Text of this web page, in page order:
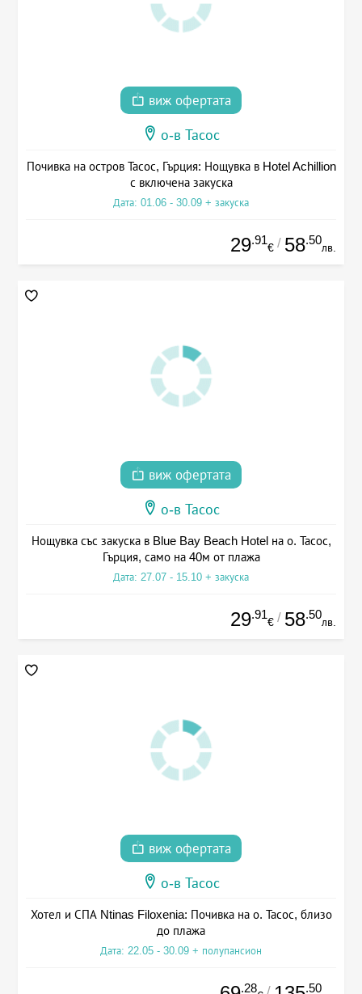
виж офертата
о-в Тасос
Почивка на остров Тасос, Гърция: Нощувка в Hotel Achillion
с включена закуска
Дата: 01.06 - 30.09 + закуска
29.91
€ / 58.50
лв.
виж офертата
о-в Тасос
Нощувка със закуска в Blue Bay Beach Hotel на о. Тасос,
Гърция, само на 40м от плажа
Дата: 27.07 - 15.10 + закуска
29.91
€ / 58.50
лв.
виж офертата
о-в Тасос
Хотел и СПА Ntinas Filoxenia: Почивка на о. Тасос, близо
до плажа
Дата: 22.05 - 30.09 + полупансион
.28 .50